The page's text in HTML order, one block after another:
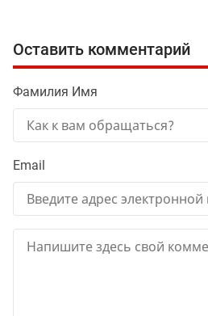
Оставить комментарий
Фамилия Имя
Email